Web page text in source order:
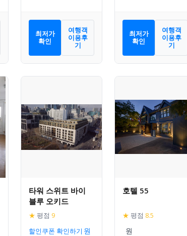
최저가
확인
여행객
이용후
기
최저가
확인
여행객
이용후
기
타워 스위트 바이
블루 오키드
★ 평점 9
할인쿠폰 확인하기
호텔 55
★ 평점 8.5